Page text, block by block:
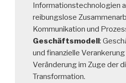
Informationstechnologien
reibungslose
Kommunikation und
Geschäftsmodell:
und finanzielle
Veränderung im Zuge der
Transformation.